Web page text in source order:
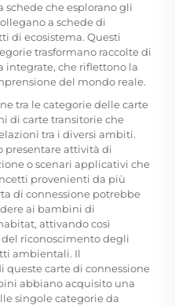
che esplorano gli
a schede di
di ecosistema. Questi
trasformano raccolte di
integrate, che riflettono la
del mondo reale.
tra le categorie delle carte
di carte transitorie che
tra i diversi ambiti.
presentare attività di
o scenari applicativi che
provenienti da più
di connessione potrebbe
ai bambini di
attivando così
riconoscimento degli
ambientali. Il
queste carte di connessione
abbiano acquisito una
singole categorie da